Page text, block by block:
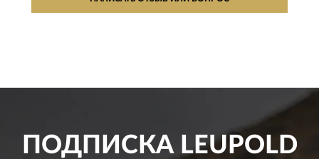
ПОДПИСКАLEUPOLD